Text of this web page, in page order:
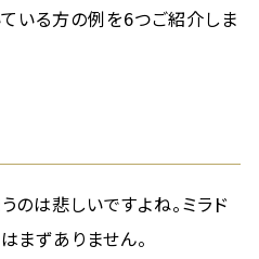
ている方の例を6つご紹介しま
のは悲しいですよね。ミラド
まずありません。